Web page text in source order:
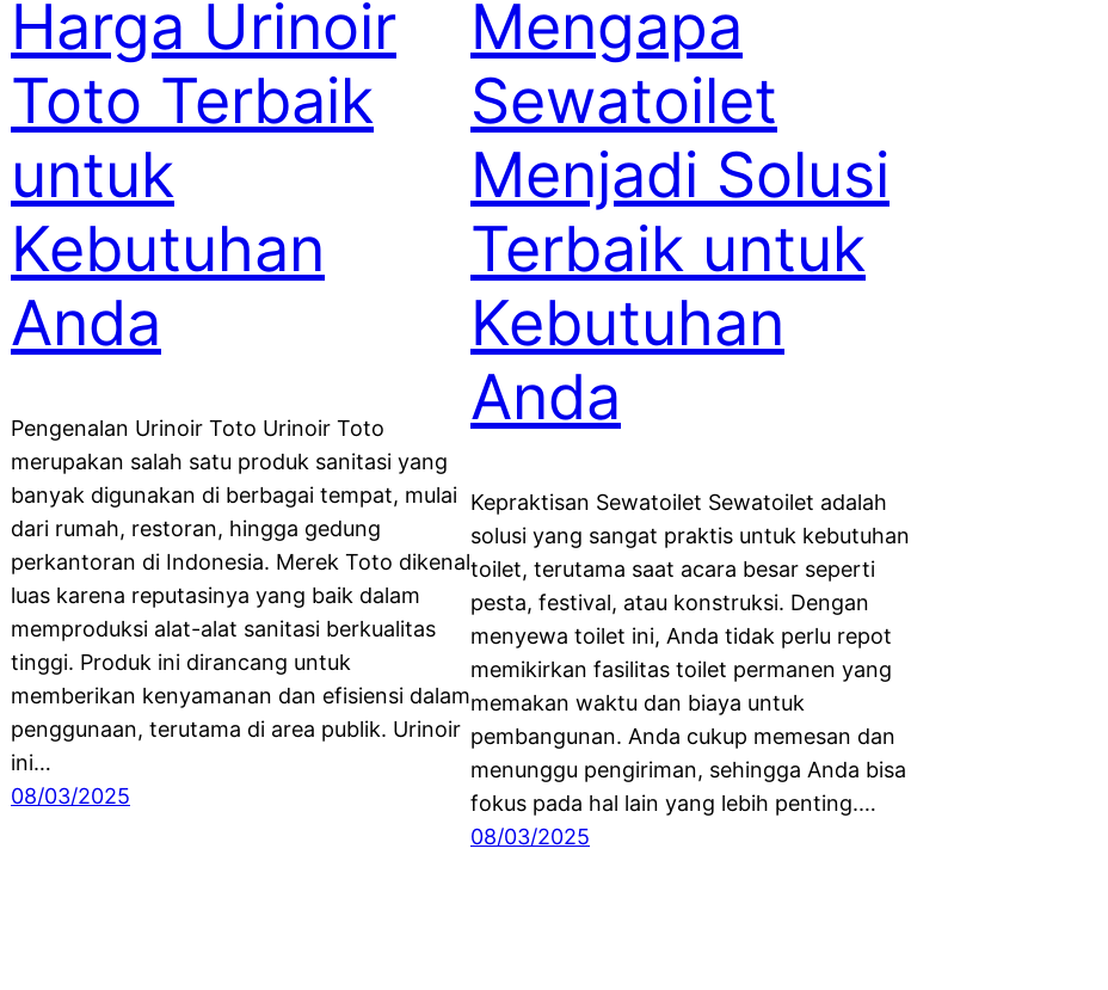
Harga Urinoir
Toto Terbaik
untuk
Kebutuhan
Anda
Pengenalan Urinoir Toto Urinoir Toto
merupakan salah satu produk sanitasi yang
banyak digunakan di berbagai tempat, mulai
dari rumah, restoran, hingga gedung
perkantoran di Indonesia. Merek Toto dikenal
luas karena reputasinya yang baik dalam
memproduksi alat-alat sanitasi berkualitas
tinggi. Produk ini dirancang untuk
memberikan kenyamanan dan efisiensi dalam
penggunaan, terutama di area publik. Urinoir
ini…
08/03/2025
Mengapa
Sewatoilet
Menjadi Solusi
Terbaik untuk
Kebutuhan
Anda
Kepraktisan Sewatoilet Sewatoilet adalah
solusi yang sangat praktis untuk kebutuhan
toilet, terutama saat acara besar seperti
pesta, festival, atau konstruksi. Dengan
menyewa toilet ini, Anda tidak perlu repot
memikirkan fasilitas toilet permanen yang
memakan waktu dan biaya untuk
pembangunan. Anda cukup memesan dan
menunggu pengiriman, sehingga Anda bisa
fokus pada hal lain yang lebih penting.…
08/03/2025